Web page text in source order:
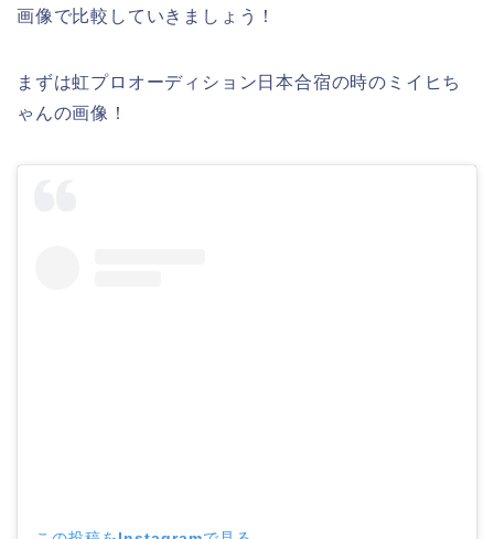
画像で比較していきましょう！
まずは虹プロオーディション日本合宿の時のミイヒち
ゃんの画像！